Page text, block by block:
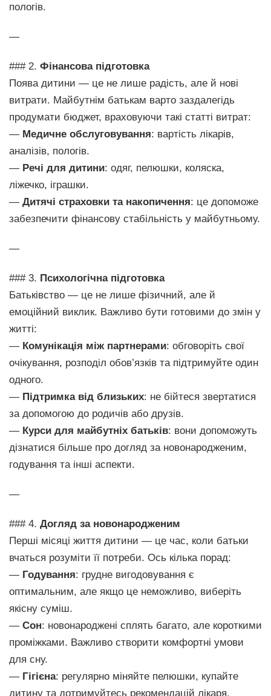
пологів.
—
### 2. Фінансова підготовка
Поява дитини — це не лише радість, але й нові
витрати. Майбутнім батькам варто заздалегідь
продумати бюджет, враховуючи такі статті витрат:
— Медичне обслуговування: вартість лікарів,
аналізів, пологів.
— Речі для дитини: одяг, пелюшки, коляска,
ліжечко, іграшки.
— Дитячі страховки та накопичення: це допоможе
забезпечити фінансову стабільність у майбутньому.
—
### 3. Психологічна підготовка
Батьківство — це не лише фізичний, але й
емоційний виклик. Важливо бути готовими до змін у
житті:
— Комунікація між партнерами: обговоріть свої
очікування, розподіл обов’язків та підтримуйте один
одного.
— Підтримка від близьких: не бійтеся звертатися
за допомогою до родичів або друзів.
— Курси для майбутніх батьків: вони допоможуть
дізнатися більше про догляд за новонародженим,
годування та інші аспекти.
—
### 4. Догляд за новонародженим
Перші місяці життя дитини — це час, коли батьки
вчаться розуміти її потреби. Ось кілька порад:
— Годування: грудне вигодовування є
оптимальним, але якщо це неможливо, виберіть
якісну суміш.
— Сон: новонароджені сплять багато, але короткими
проміжками. Важливо створити комфортні умови
для сну.
— Гігієна: регулярно міняйте пелюшки, купайте
дитину та дотримуйтесь рекомендацій лікаря.